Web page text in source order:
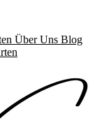
Über Uns Blog